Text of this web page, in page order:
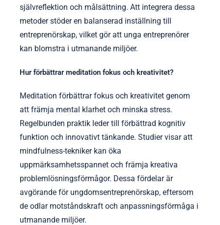
självreflektion och målsättning. Att integrera dessa
metoder stöder en balanserad inställning till
entreprenörskap, vilket gör att unga entreprenörer
kan blomstra i utmanande miljöer.
Hur förbättrar meditation fokus och kreativitet?
Meditation förbättrar fokus och kreativitet genom
att främja mental klarhet och minska stress.
Regelbunden praktik leder till förbättrad kognitiv
funktion och innovativt tänkande. Studier visar att
mindfulness-tekniker kan öka
uppmärksamhetsspannet och främja kreativa
problemlösningsförmågor. Dessa fördelar är
avgörande för ungdomsentreprenörskap, eftersom
de odlar motståndskraft och anpassningsförmåga i
utmanande miljöer.